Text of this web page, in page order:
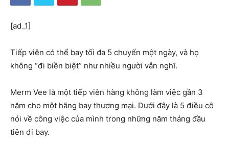
[ad_1]
Tiếp viên có thể bay tối đa 5 chuyến một ngày, và họ
không “đi biền biệt” như nhiều người vẫn nghĩ.
Merm Vee là một tiếp viên hàng không làm việc gần 3
năm cho một hãng bay thương mại. Dưới đây là 5 điều cô
nói về công việc của mình trong những năm tháng đầu
tiên đi bay.